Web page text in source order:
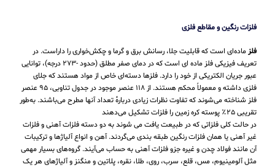
فلزات رنگین و مقاطع فلزی
فلز ماده‌ای است که قابلیت جلا، رسانش برق و گرما و چکش‌خواری را داراست. در
تعریف فیزیکی فلز ماده ای است که در دمای صفر مطلق (حدود -۲۷۳ درجه)، توانایی
عبور جریان الکتریکی از خود را دارد. فلزها دسته‌ای خاص از مواد هستند که جلای
فلزی داشته و معمولاً محکم هستند. از ۱۱۸ عنصر موجود در جدول تناوبی، ۹۵ عنصر
فلز شناخته می‌شوند که تفاوت نظرات زیادی دربارهٔ تعداد آنها مطرح می‌باشند. به‌طور
تقریبی ۲۵٪ پوسته کره زمین را فلزات تشکیل می‌دهند
در حالت کلی فلزاتی که در طبیعت یافت می شوند به دو دسته فلزات آهنی و فلزات
غیر آهنی یا همان فلزات رنگین طبقه بندی می‌گردند. آهن و انواع آلیاژها و ترکیبات
آن مانند فولاد چدن و غیره جزو فلزات آهنی به حساب می‌‌آیند. گروه‌های بسیار مهمی
مثل آلومینیوم، مس، قلع، سرب، روی، طلا، نقره، پلاتین و منگنز و آلیاژهای هر یک